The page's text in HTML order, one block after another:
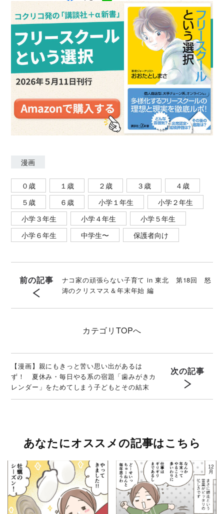
漫画
０歳 １歳 ２歳 ３歳
４歳
５歳
６歳 小学１年生
小学２年生
小学３年生
小学４年生
小学５年生
小学６年生
中学生〜 保護者向け
前の記事
ナコ家の頑張らない子育て in 東北 第18回 怒
涛のクリスマス＆年末年始 編
カテゴリ TOPへ
【漫画】親にもきっと苦い思い出があるは
ず！ 夏休み・毎日やる系の宿題「歯みがきカ
レンダー」をためてしまう子どもとその結末
次の記事
あなたにオススメの記事はこちら